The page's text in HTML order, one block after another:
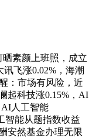
素颜上班照，成立
讯飞涨0.02%，海潮
：市场有风险，近
起科技涨0.15%，AI
AI人工智能
智能从题指数收益
安然基金办理无限